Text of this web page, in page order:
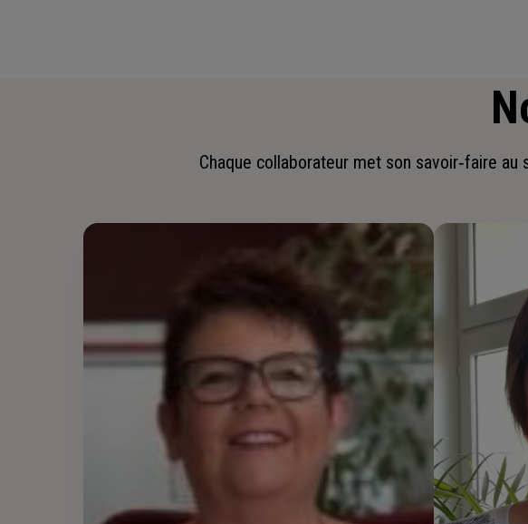
Chaque collaborateur met son savoir‑faire